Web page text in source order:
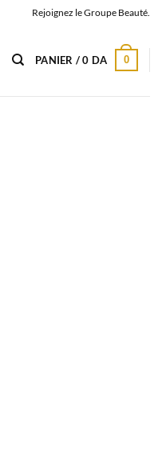
Rejoignez le Groupe Beauté.
PANIER /0 DA 0